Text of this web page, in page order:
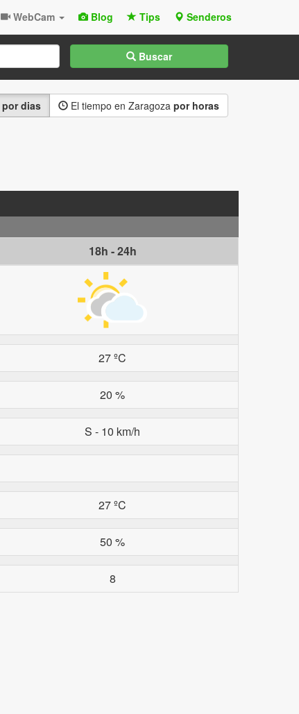
WebCam Blog Tips Senderos
Buscar
por dias El tiempo en Zaragoza por horas
18h - 24h
27 ºC
20 %
S - 10 km/h
27 ºC
50 %
8